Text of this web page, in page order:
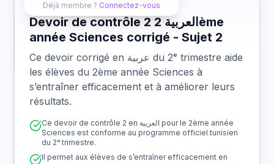
Déjà membre ? Connectez-vous
Devoir de contrôle 2 العربية 2ème
année Sciences corrigé - Sujet 2
Ce devoir corrigé en عربية du 2ᵉ trimestre aide
les élèves du 2ème année Sciences à
s’entraîner efficacement et à améliorer leurs
résultats.
Ce devoir de contrôle 2 en العربية pour le 2ème année
Sciences est conforme au programme officiel tunisien
du 2ᵉ trimestre.
Il permet aux élèves de s’entraîner efficacement en